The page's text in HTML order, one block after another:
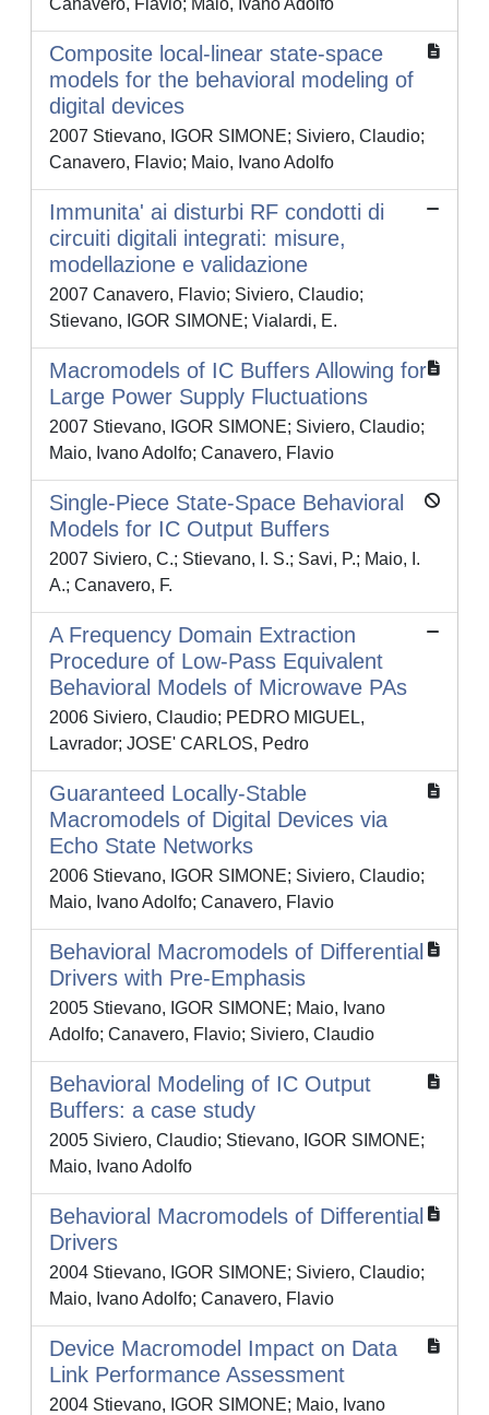
Canavero, Flavio; Maio, Ivano Adolfo
Composite local-linear state-space
models for the behavioral modeling of
digital devices
2007 Stievano, IGOR SIMONE; Siviero, Claudio;
Canavero, Flavio; Maio, Ivano Adolfo
Immunita' ai disturbi RF condotti di
circuiti digitali integrati: misure,
modellazione e validazione
2007 Canavero, Flavio; Siviero, Claudio;
Stievano, IGOR SIMONE; Vialardi, E.
Macromodels of IC Buffers Allowing for
Large Power Supply Fluctuations
2007 Stievano, IGOR SIMONE; Siviero, Claudio;
Maio, Ivano Adolfo; Canavero, Flavio
Single-Piece State-Space Behavioral
Models for IC Output Buffers
2007 Siviero, C.; Stievano, I. S.; Savi, P.; Maio, I.
A.; Canavero, F.
A Frequency Domain Extraction
Procedure of Low-Pass Equivalent
Behavioral Models of Microwave PAs
2006 Siviero, Claudio; PEDRO MIGUEL,
Lavrador; JOSE' CARLOS, Pedro
Guaranteed Locally-Stable
Macromodels of Digital Devices via
Echo State Networks
2006 Stievano, IGOR SIMONE; Siviero, Claudio;
Maio, Ivano Adolfo; Canavero, Flavio
Behavioral Macromodels of Differential
Drivers with Pre-Emphasis
2005 Stievano, IGOR SIMONE; Maio, Ivano
Adolfo; Canavero, Flavio; Siviero, Claudio
Behavioral Modeling of IC Output
Buffers: a case study
2005 Siviero, Claudio; Stievano, IGOR SIMONE;
Maio, Ivano Adolfo
Behavioral Macromodels of Differential
Drivers
2004 Stievano, IGOR SIMONE; Siviero, Claudio;
Maio, Ivano Adolfo; Canavero, Flavio
Device Macromodel Impact on Data
Link Performance Assessment
2004 Stievano, IGOR SIMONE; Maio, Ivano